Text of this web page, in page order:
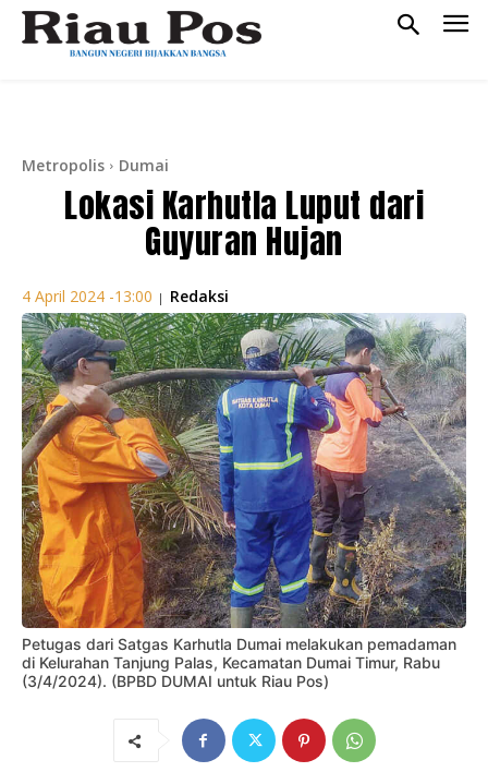
Metropolis Dumai
Lokasi Karhutla Luput dari
Guyuran Hujan
4 April 2024 -13:00 | Redaksi
Petugas dari Satgas Karhutla Dumai melakukan pemadaman
di Kelurahan Tanjung Palas, Kecamatan Dumai Timur, Rabu
(3/4/2024). (BPBD DUMAI untuk Riau Pos)